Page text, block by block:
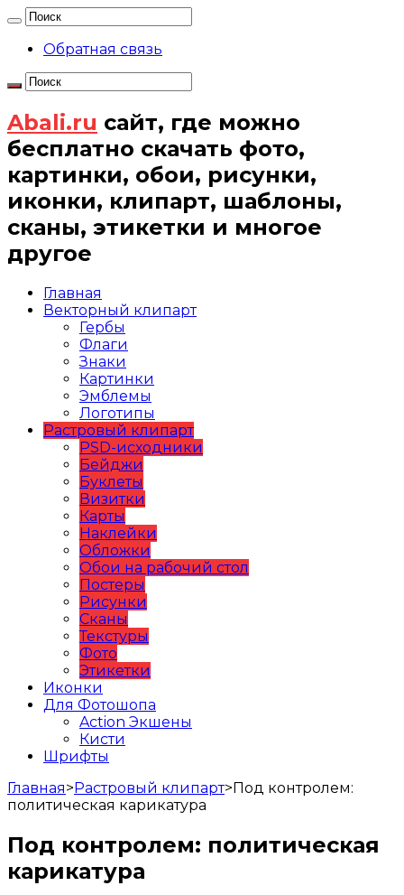
Обратная связь
Abali.ru сайт, где можно
бесплатно скачать фото,
картинки, обои, рисунки,
иконки, клипарт, шаблоны,
сканы, этикетки и многое
другое
Главная
Векторный клипарт
Гербы
Флаги
Знаки
Картинки
Эмблемы
Логотипы
Растровый клипарт
PSD-исходники
Бейджи
Буклеты
Визитки
Карты
Наклейки
Обложки
Обои на рабочий стол
Постеры
Рисунки
Сканы
Текстуры
Фото
Этикетки
Иконки
Для Фотошопа
Action Экшены
Кисти
Шрифты
Главная>Растровый клипарт>Под контролем:
политическая карикатура
Под контролем: политическая
карикатура